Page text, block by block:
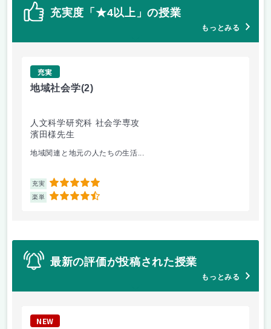
充実度「★4以上」の授業
もっとみる
充実
地域社会学(2)
人文科学研究科 社会学専攻
濱田様先生
地域関連と地元の人たちの生活...
充実 5
楽単 4.5
最新の評価が投稿された授業
もっとみる
NEW